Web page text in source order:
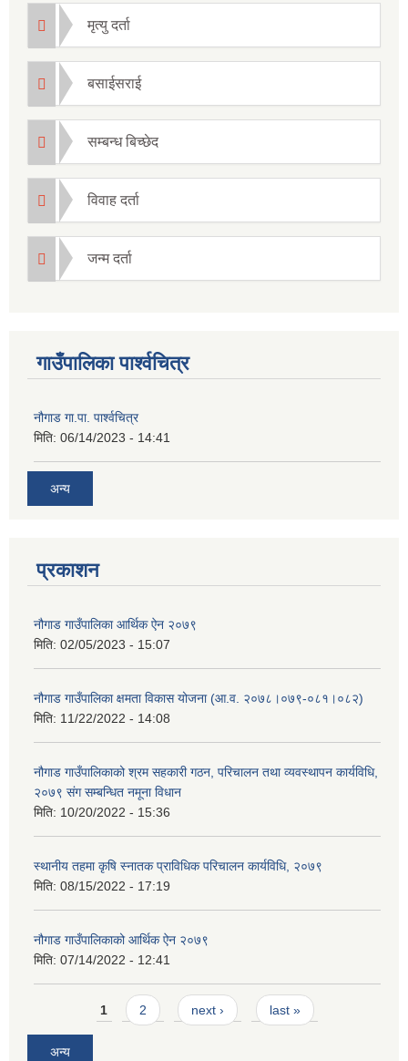
मृत्यु दर्ता
बसाईसराई
सम्बन्ध बिच्छेद
विवाह दर्ता
जन्म दर्ता
गाउँपालिका पार्श्वचित्र
नौगाड गा.पा. पार्श्वचित्र
मिति: 06/14/2023 - 14:41
अन्य
प्रकाशन
नौगाड गाउँपालिका आर्थिक ऐन २०७९
मिति: 02/05/2023 - 15:07
नौगाड गाउँपालिका क्षमता विकास योजना (आ.व. २०७८।०७९-०८१।०८२)
मिति: 11/22/2022 - 14:08
नौगाड गाउँपालिकाको श्रम सहकारी गठन, परिचालन तथा व्यवस्थापन कार्यविधि,
२०७९ संग सम्बन्धित नमूना विधान
मिति: 10/20/2022 - 15:36
स्थानीय तहमा कृषि स्नातक प्राविधिक परिचालन कार्यविधि, २०७९
मिति: 08/15/2022 - 17:19
नौगाड गाउँपालिकाको आर्थिक ऐन २०७९
मिति: 07/14/2022 - 12:41
Pages1 2 next › last »
अन्य